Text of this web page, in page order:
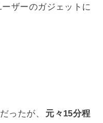
ザーのガジェットに
ったが、
元々15分程